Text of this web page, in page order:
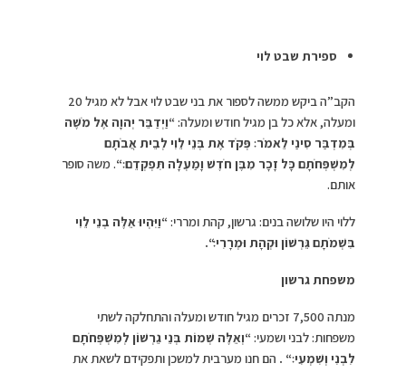
ספירת שבט לוי
הקב”ה ביקש ממשה לספור את בני שבט לוי אבל לא מגיל 20
ומעלה, אלא כל בן מגיל חודש ומעלה:“וַיְדַבֵּר יְהוָה אֶל מֹשֶׁה
בְּמִדְבַּר סִינַי לֵאמֹר׃ פְּקֹד אֶת בְּנֵי לֵוִי לְבֵית אֲבֹתָם
לְמִשְׁפְּחֹתָם כָּל זָכָר מִבֶּן חֹדֶשׁ וָמַעְלָה תִּפְקְדֵם׃“. משה סופר
אותם.
ללוי היו שלושה בנים: גרשון, קהת ומררי:“וַיִּהְיוּ אֵלֶּה בְנֵי לֵוִי
בִּשְׁמֹתָם גֵּרְשׁוֹן וּקְהָת וּמְרָרִי׃“
.
משפחת גרשון
מנתה 7,500 זכרים מגיל חודש ומעלה והתחלקה לשתי
משפחות: לבני ושמעי:“וְאֵלֶּה שְׁמוֹת בְּנֵי גֵרְשׁוֹן לְמִשְׁפְּחֹתָם
לִבְנִי וְשִׁמְעִי׃“
. הם חנו מערבית למשכן ותפקידם לשאת את